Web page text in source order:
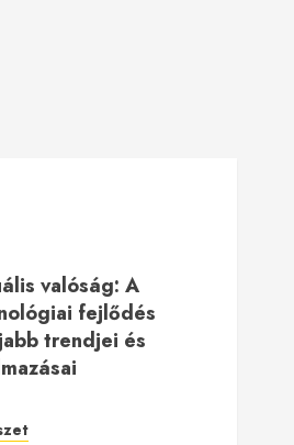
valóság: A
fejlődés
trendjei és